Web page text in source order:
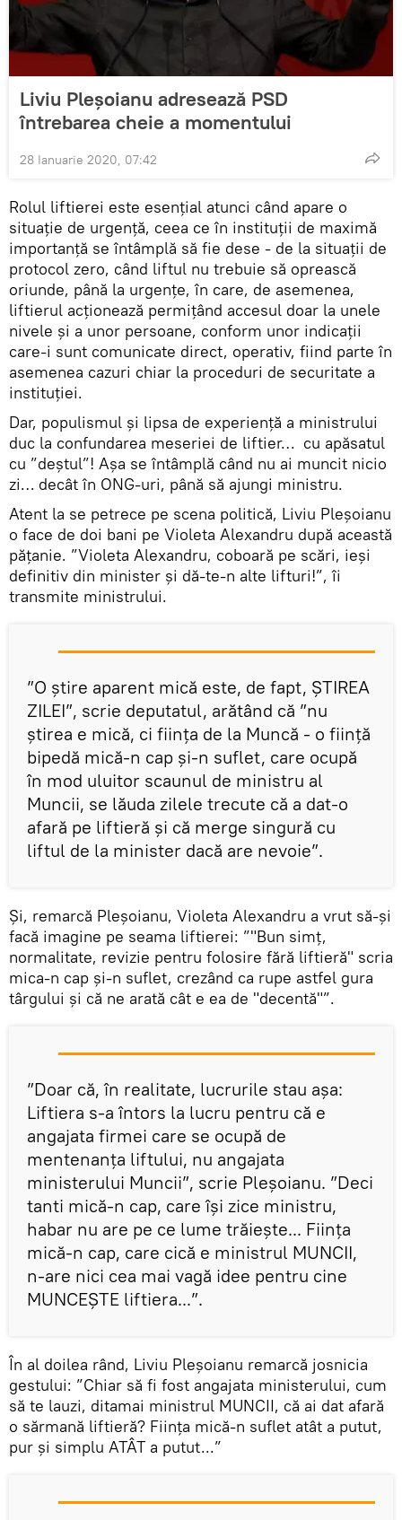
Liviu Pleșoianu adresează PSD
întrebarea cheie a momentului
28 Ianuarie 2020, 07:42
Rolul liftierei este esențial atunci când apare o
situație de urgență, ceea ce în instituții de maximă
importanță se întâmplă să fie dese - de la situații de
protocol zero, când liftul nu trebuie să oprească
oriunde, până la urgențe, în care, de asemenea,
liftierul acționează permițând accesul doar la unele
nivele și a unor persoane, conform unor indicații
care-i sunt comunicate direct, operativ, fiind parte în
asemenea cazuri chiar la proceduri de securitate a
instituției.
Dar, populismul și lipsa de experiență a ministrului
duc la confundarea meseriei de liftier… cu apăsatul
cu ”deștul”! Așa se întâmplă când nu ai muncit nicio
zi… decât în ONG-uri, până să ajungi ministru.
Atent la se petrece pe scena politică, Liviu Pleșoianu
o face de doi bani pe Violeta Alexandru după această
pățanie. ”Violeta Alexandru, coboară pe scări, ieși
definitiv din minister și dă-te-n alte lifturi!”, îi
transmite ministrului.
”O știre aparent mică este, de fapt, ȘTIREA
ZILEI”, scrie deputatul, arătând că ”nu
știrea e mică, ci ființa de la Muncă - o ființă
bipedă mică-n cap și-n suflet, care ocupă
în mod uluitor scaunul de ministru al
Muncii, se lăuda zilele trecute că a dat-o
afară pe liftieră și că merge singură cu
liftul de la minister dacă are nevoie”.
Și, remarcă Pleșoianu, Violeta Alexandru a vrut să-și
facă imagine pe seama liftierei: ”"Bun simț,
normalitate, revizie pentru folosire fără liftieră" scria
mica-n cap și-n suflet, crezând ca rupe astfel gura
târgului și că ne arată cât e ea de "decentă"”.
”Doar că, în realitate, lucrurile stau așa:
Liftiera s-a întors la lucru pentru că e
angajata firmei care se ocupă de
mentenanța liftului, nu angajata
ministerului Muncii”, scrie Pleșoianu. ”Deci
tanti mică-n cap, care își zice ministru,
habar nu are pe ce lume trăiește... Ființa
mică-n cap, care cică e ministrul MUNCII,
n-are nici cea mai vagă idee pentru cine
MUNCEȘTE liftiera...”.
În al doilea rând, Liviu Pleșoianu remarcă josnicia
gestului: ”Chiar să fi fost angajata ministerului, cum
să te lauzi, ditamai ministrul MUNCII, că ai dat afară
o sărmană liftieră? Ființa mică-n suflet atât a putut,
pur și simplu ATÂT a putut...”